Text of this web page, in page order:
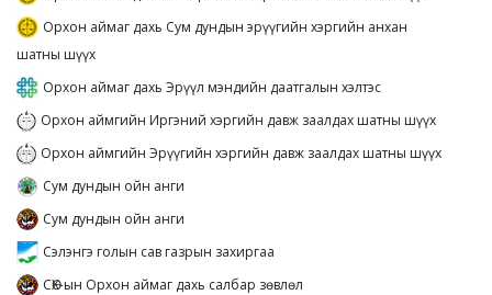
Орхон аймаг дахь Сум дундын эрүүгийн хэргийн анхан
шатны шүүх
Орхон аймаг дахь Эрүүл мэндийн даатгалын хэлтэс
Орхон аймгийн Иргэний хэргийн давж заалдах шатны шүүх
Орхон аймгийн Эрүүгийн хэргийн давж заалдах шатны шүүх
Сум дундын ойн анги
Сум дундын ойн анги
Сэлэнгэ голын сав газрын захиргаа
СӨХ-ын Орхон аймаг дахь салбар зөвлөл